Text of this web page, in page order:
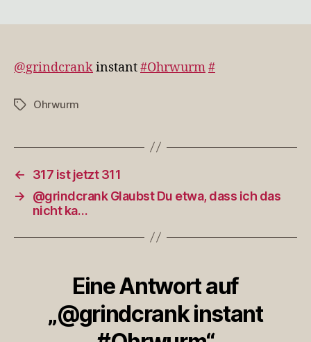
@grindcrankinstant#Ohrwurm#
Schlagwörter
Ohrwurm
←
317 ist jetzt 311
→
@grindcrank Glaubst Du etwa, dass ich das
nicht ka…
Eine Antwort auf
„@grindcrank instant